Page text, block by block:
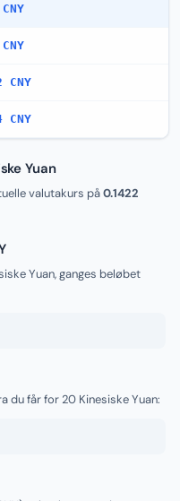
CNY
CNY
Yuan
valutakurs på0.1422
Yuan, ganges beløbet
du får for 20 Kinesiske Yuan: